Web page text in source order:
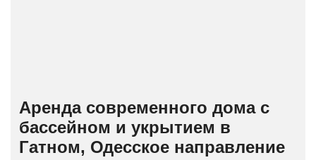
Аренда современного дома с
бассейном и укрытием в
Гатном, Одесское направление